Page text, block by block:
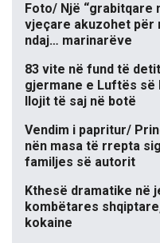
Foto/ Një “grabitqare
vjeçare akuzohet për
ndaj… marinarëve
83 vite në fund të
gjermane e Luftës së
llojit të saj në botë
Vendim i papritur/
nën masa të rrepta
familjes së autorit
Kthesë dramatike në
kombëtares
kokaine